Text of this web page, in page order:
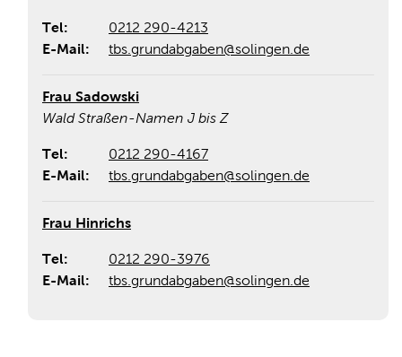
Tel:
0212 290-4213
E-Mail:
tbs.grundabgaben@solingen.de
Frau Sadowski
Wald Straßen-Namen J bis Z
Tel:
0212 290-4167
E-Mail:
tbs.grundabgaben@solingen.de
Frau Hinrichs
Tel:
0212 290-3976
E-Mail:
tbs.grundabgaben@solingen.de